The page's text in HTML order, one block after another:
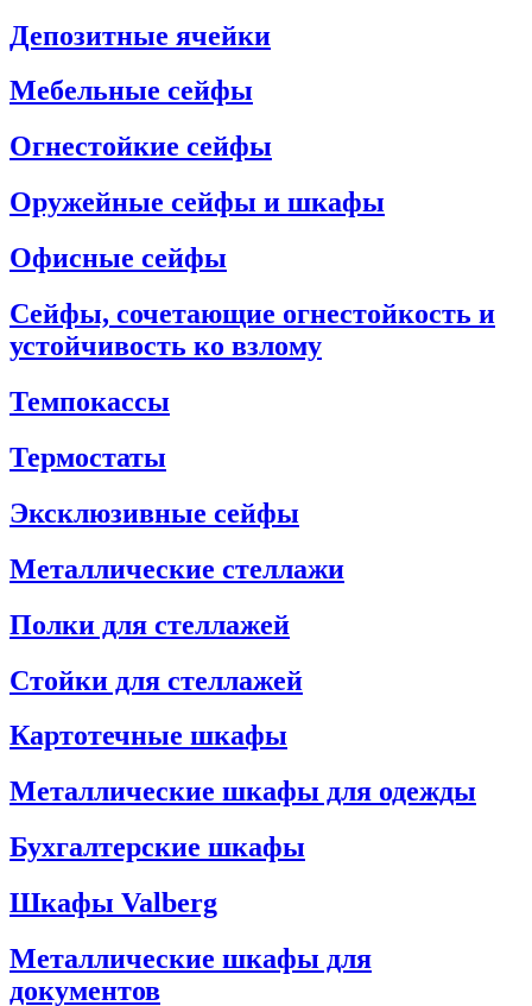
Депозитные ячейки
Мебельные сейфы
Огнестойкие сейфы
Оружейные сейфы и шкафы
Офисные сейфы
Сейфы, сочетающие огнестойкость и
устойчивость ко взлому
Темпокассы
Термостаты
Эксклюзивные сейфы
Металлические стеллажи
Полки для стеллажей
Стойки для стеллажей
Картотечные шкафы
Металлические шкафы для одежды
Бухгалтерские шкафы
Шкафы Valberg
Металлические шкафы для
документов